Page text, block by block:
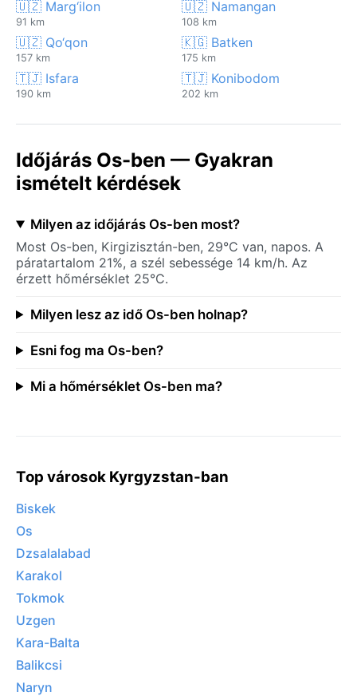
🇺🇿 Marg‘ilon
91 km
🇺🇿 Namangan
108 km
🇺🇿 Qo‘qon
157 km
🇰🇬 Batken
175 km
🇹🇯 Isfara
190 km
🇹🇯 Konibodom
202 km
Időjárás Os-ben — Gyakran
ismételt kérdések
Milyen az időjárás Os-ben most?
Most Os-ben, Kirgizisztán-ben, 29°C van, napos. A
páratartalom 21%, a szél sebessége 14 km/h. Az
érzett hőmérséklet 25°C.
Milyen lesz az idő Os-ben holnap?
Esni fog ma Os-ben?
Mi a hőmérséklet Os-ben ma?
Top városok Kyrgyzstan-ban
Biskek
Os
Dzsalalabad
Karakol
Tokmok
Uzgen
Kara-Balta
Balikcsi
Naryn